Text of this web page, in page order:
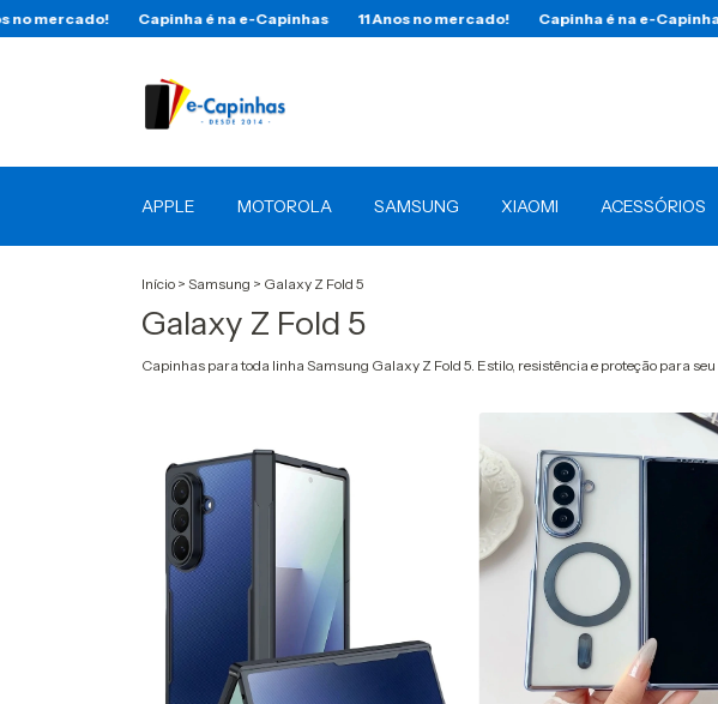
Capinha é na e-Capinhas 11 Anos no mercado! Capinha é na e-Capinhas 11
APPLE MOTOROLA SAMSUNG XIAOMI ACESSÓRIOS
Início > Samsung > Galaxy Z Fold 5
Galaxy Z Fold 5
Capinhas para toda linha Samsung Galaxy Z Fold 5. Estilo, resistência e proteção para